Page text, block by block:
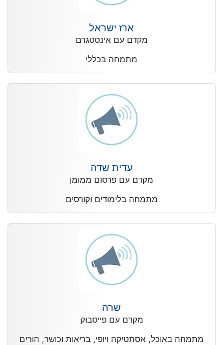
ארז ישראל
מקדם עם אינסטגרם
מתמחה בכללי
עדית שדה
מקדם עם פרסום ממומן
מתמחה בלימודים וקורסים
שרה
מקדם עם פייסבוק
מתמחה באוכל, אסתטיקה ויופי, בריאות וכושר, הורים